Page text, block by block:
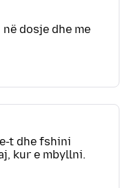
dosje dhe me
t dhe fshini
kur e mbyllni.